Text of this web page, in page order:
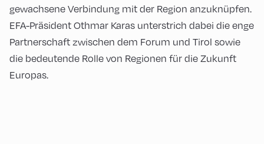
gewachsene Verbindung mit der Region anzuknüpfen.
EFA-Präsident Othmar Karas unterstrich dabei die enge
Partnerschaft zwischen dem Forum und Tirol sowie
die bedeutende Rolle von Regionen für die Zukunft
Europas.